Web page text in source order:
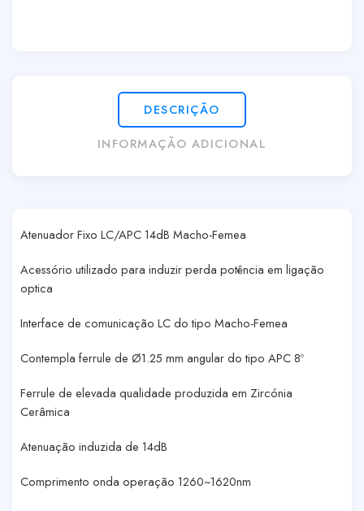
DESCRIÇÃO
INFORMAÇÃO ADICIONAL
Atenuador Fixo LC/APC 14dB Macho-Femea
Acessório utilizado para induzir perda potência em ligação
optica
Interface de comunicação LC do tipo Macho-Femea
Contempla ferrule de Ø1.25 mm angular do tipo APC 8º
Ferrule de elevada qualidade produzida em Zircónia
Cerâmica
Atenuação induzida de 14dB
Comprimento onda operação 1260~1620nm